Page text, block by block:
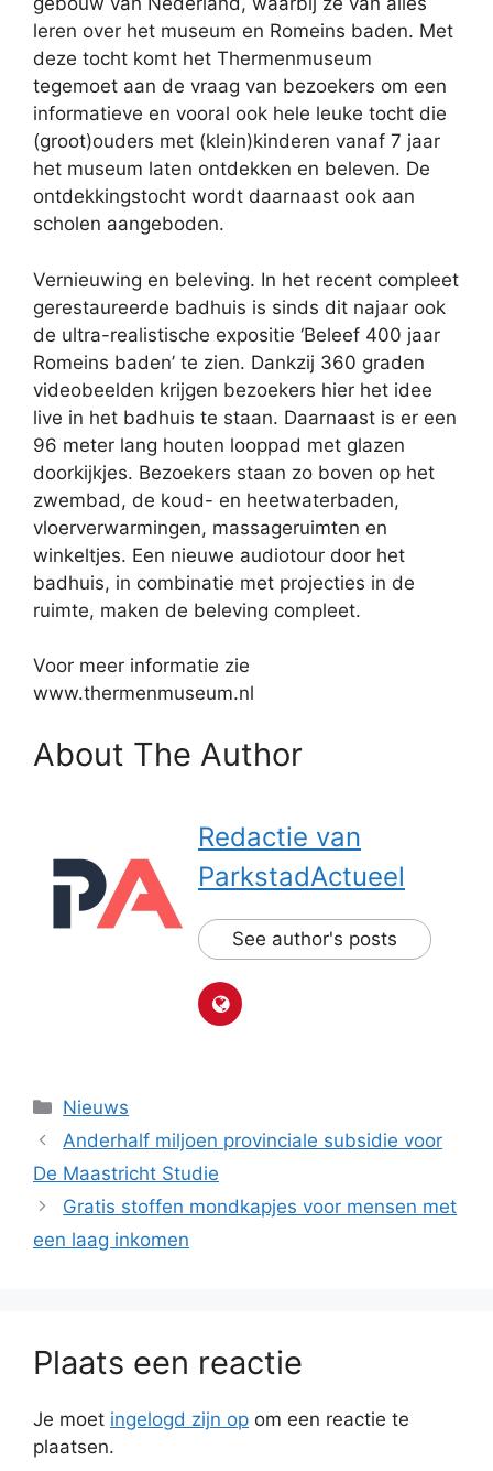
leren over het museum en Romeins baden. Met
deze tocht komt het Thermenmuseum
tegemoet aan de vraag van bezoekers om een
informatieve en vooral ook hele leuke tocht die
(groot)ouders met (klein)kinderen vanaf 7 jaar
het museum laten ontdekken en beleven. De
ontdekkingstocht wordt daarnaast ook aan
scholen aangeboden.
Vernieuwing en beleving. In het recent compleet
gerestaureerde badhuis is sinds dit najaar ook
de ultra-realistische expositie ‘Beleef 400 jaar
Romeins baden’ te zien. Dankzij 360 graden
videobeelden krijgen bezoekers hier het idee
live in het badhuis te staan. Daarnaast is er een
96 meter lang houten looppad met glazen
doorkijkjes. Bezoekers staan zo boven op het
zwembad, de koud- en heetwaterbaden,
vloerverwarmingen, massageruimten en
winkeltjes. Een nieuwe audiotour door het
badhuis, in combinatie met projecties in de
ruimte, maken de beleving compleet.
Voor meer informatie zie
www.thermenmuseum.nl
About The Author
Redactie van
ParkstadActueel
See author's posts
Categorieën
Nieuws
Anderhalf miljoen provinciale subsidie voor
De Maastricht Studie
Gratis stoffen mondkapjes voor mensen met
een laag inkomen
Plaats een reactie
Je moet ingelogd zijn op om een reactie te
plaatsen.